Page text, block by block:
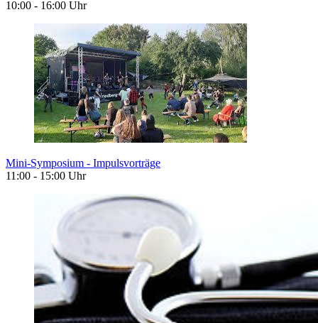
10:00 - 16:00 Uhr
Mini-Symposium - Impulsvorträge
11:00 - 15:00 Uhr